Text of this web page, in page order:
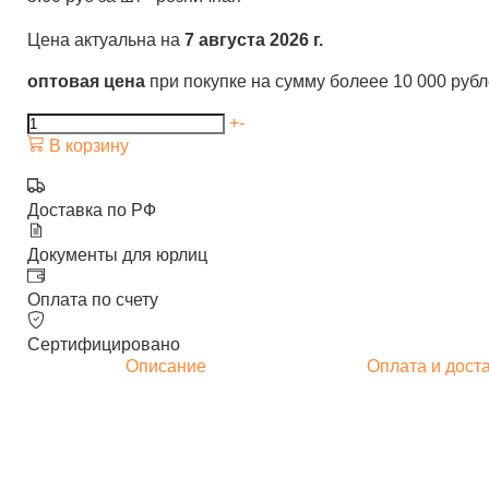
Цена актуальна на 7 августа 2026 г.
оптовая цена при покупке на сумму болеее 10 000
+-
В корзину
Доставка по РФ
Документы для юрлиц
Оплата по счету
Сертифицировано
Описание
Оплата и